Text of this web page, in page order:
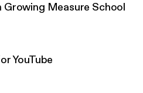
Growing Measure School
YouTube